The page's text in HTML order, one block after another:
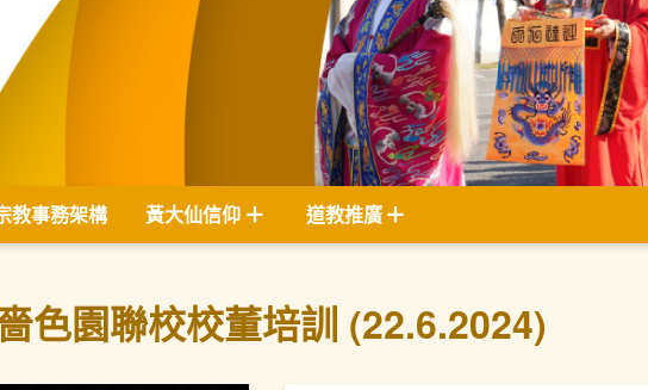
教事務架構 黃大仙信仰 道教推廣
色園聯校校董培訓 (22.6.2024)